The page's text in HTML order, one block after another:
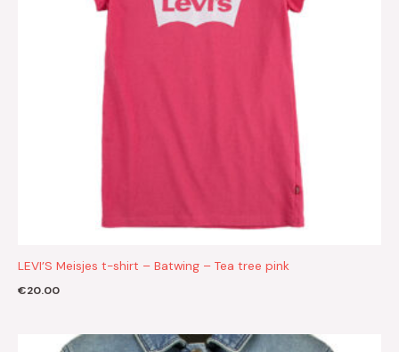
LEVI’S Meisjes t-shirt – Batwing – Tea tree pink
€20.00